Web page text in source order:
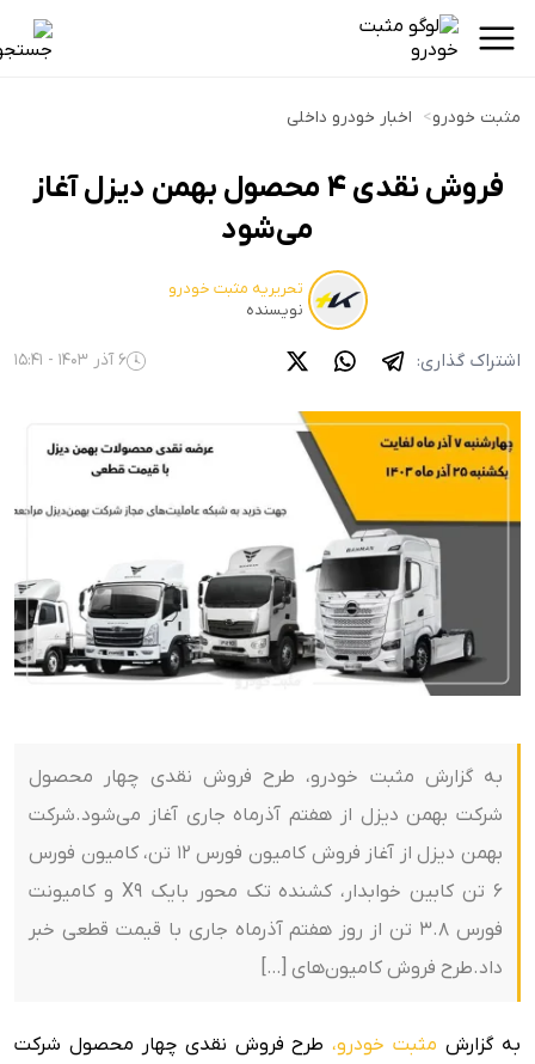
مثبت خودرو> اخبار خودرو داخلی
فروش نقدی ۴ محصول بهمن دیزل آغاز
می‌شود
تحریریه مثبت خودرو
نویسنده
اشتراک گذاری: 6 آذر 1403 - 15:41
به گزارش مثبت خودرو، طرح فروش نقدی چهار محصول
شرکت بهمن دیزل از هفتم آذرماه جاری آغاز می‌شود.شرکت
بهمن دیزل از آغاز فروش کامیون فورس ۱۲ تن، کامیون فورس
۶ تن کابین خوابدار، کشنده تک محور بایک X9 و کامیونت
فورس ۳.۸ تن از روز هفتم آذرماه جاری با قیمت قطعی خبر
داد.طرح فروش کامیون‌های […]
به گزارشمثبت خودرو، طرح فروش نقدی چهار محصول شرکت